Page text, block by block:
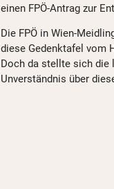
einen FPÖ-Antrag zur
Die FPÖ in Wien-
diese Gedenktafel vom
Doch da stellte sich die
Unverständnis über